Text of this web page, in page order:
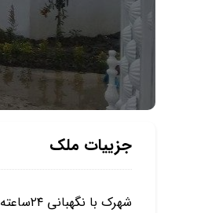
جزییات ملک
شهرک با نگهبانی ۲۴ساعته